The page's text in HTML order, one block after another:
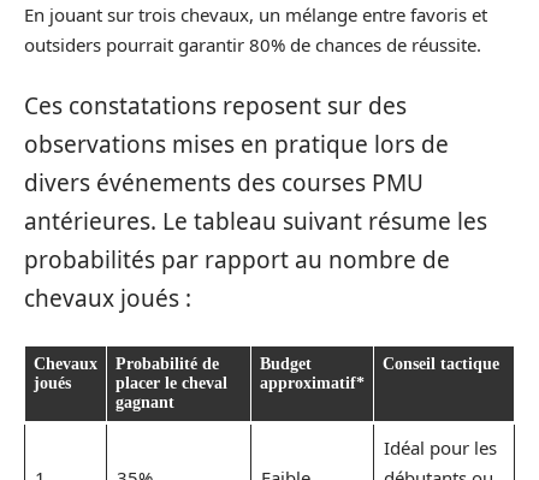
En jouant sur trois chevaux, un mélange entre favoris et
outsiders pourrait garantir 80% de chances de réussite.
Ces constatations reposent sur des
observations mises en pratique lors de
divers événements des courses PMU
antérieures. Le tableau suivant résume les
probabilités par rapport au nombre de
chevaux joués :
Chevaux
joués
Probabilité de
placer le cheval
gagnant
Budget
approximatif*
Conseil tactique
Idéal pour les